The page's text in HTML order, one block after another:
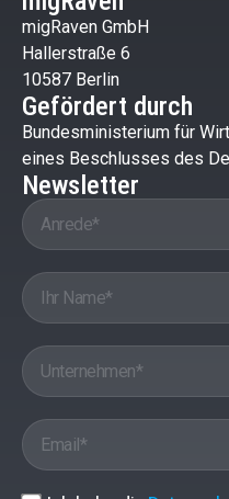
migRaven GmbH
Hallerstraße 6
10587 Berlin
Gefördert durch
Bundesministerium für
eines Beschlusses des
Newsletter